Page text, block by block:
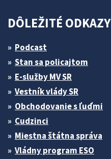
DÔLEŽITÉ ODKAZY
Podcast
Stan sa policajtom
E-služby MV SR
Vestník vlády SR
Obchodovanie s ľuďmi
Cudzinci
Miestna štátna správa
Vládny program ESO